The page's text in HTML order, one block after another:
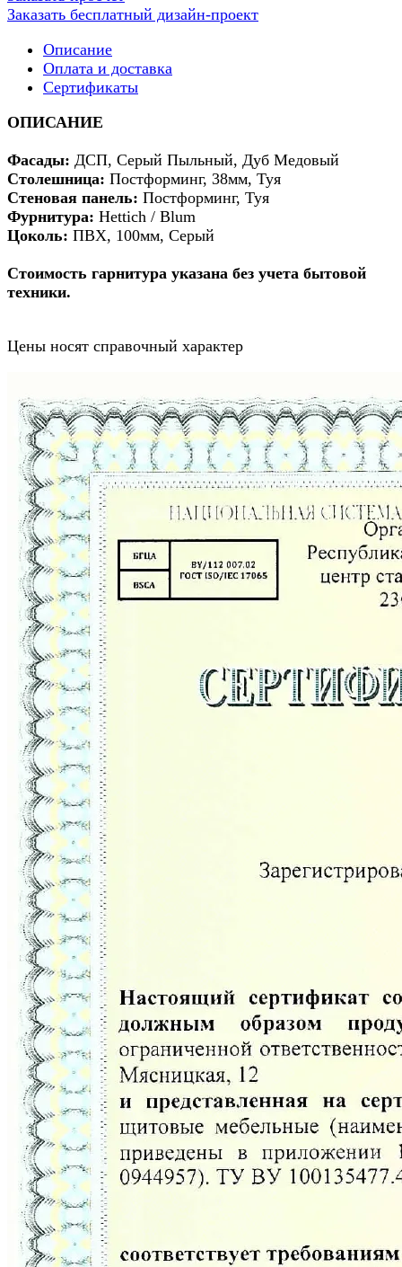
Заказать бесплатный дизайн-проект
Описание
Оплата и доставка
Сертификаты
ОПИСАНИЕ
Фасады: ДСП, Серый Пыльный, Дуб Медовый
Столешница: Постформинг, 38мм, Туя
Стеновая панель: Постформинг, Туя
Фурнитура: Hettich / Blum
Цоколь: ПВХ, 100мм, Серый
Стоимость гарнитура указана без учета бытовой
техники.
Цены носят справочный характер